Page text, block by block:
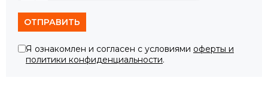
ОТПРАВИТЬ
Я ознакомлен и согласен с условиями оферты и
политики конфиденциальности.